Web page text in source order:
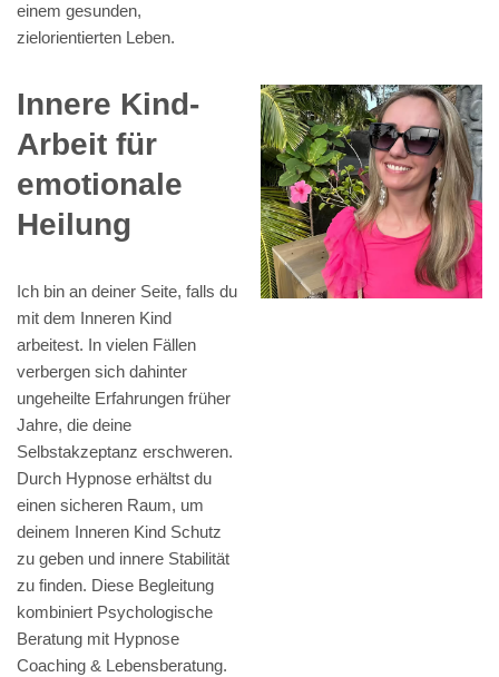
einem gesunden,
zielorientierten Leben.
Innere Kind-
Arbeit für
emotionale
Heilung
Ich bin an deiner Seite, falls du
mit dem Inneren Kind
arbeitest. In vielen Fällen
verbergen sich dahinter
ungeheilte Erfahrungen früher
Jahre, die deine
Selbstakzeptanz erschweren.
Durch Hypnose erhältst du
einen sicheren Raum, um
deinem Inneren Kind Schutz
zu geben und innere Stabilität
zu finden. Diese Begleitung
kombiniert Psychologische
Beratung mit Hypnose
Coaching & Lebensberatung.